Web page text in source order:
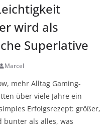
wird als
Superlative
Marcel
mehr Alltag Gaming-
über viele Jahre ein
Erfolgsrezept: größer,
bunter als alles, was